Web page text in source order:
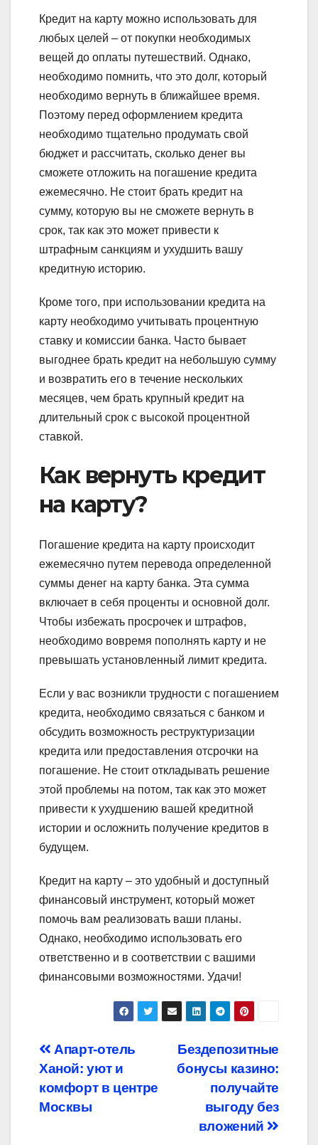
Кредит на карту можно использовать для
любых целей – от покупки необходимых
вещей до оплаты путешествий. Однако,
необходимо помнить, что это долг, который
необходимо вернуть в ближайшее время.
Поэтому перед оформлением кредита
необходимо тщательно продумать свой
бюджет и рассчитать, сколько денег вы
сможете отложить на погашение кредита
ежемесячно. Не стоит брать кредит на
сумму, которую вы не сможете вернуть в
срок, так как это может привести к
штрафным санкциям и ухудшить вашу
кредитную историю.
Кроме того, при использовании кредита на
карту необходимо учитывать процентную
ставку и комиссии банка. Часто бывает
выгоднее брать кредит на небольшую сумму
и возвратить его в течение нескольких
месяцев, чем брать крупный кредит на
длительный срок с высокой процентной
ставкой.
Как вернуть кредит
на карту?
Погашение кредита на карту происходит
ежемесячно путем перевода определенной
суммы денег на карту банка. Эта сумма
включает в себя проценты и основной долг.
Чтобы избежать просрочек и штрафов,
необходимо вовремя пополнять карту и не
превышать установленный лимит кредита.
Если у вас возникли трудности с погашением
кредита, необходимо связаться с банком и
обсудить возможность реструктуризации
кредита или предоставления отсрочки на
погашение. Не стоит откладывать решение
этой проблемы на потом, так как это может
привести к ухудшению вашей кредитной
истории и осложнить получение кредитов в
будущем.
Кредит на карту – это удобный и доступный
финансовый инструмент, который может
помочь вам реализовать ваши планы.
Однако, необходимо использовать его
ответственно и в соответствии с вашими
финансовыми возможностями. Удачи!
Навигация
по
записям
Бездепозитные
бонусы казино:
получайте
выгоду без
вложений
Апарт-отель
Ханой: уют и
комфорт в центре
Москвы